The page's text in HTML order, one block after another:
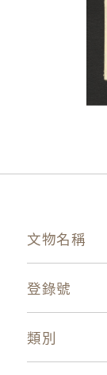
文物名稱
登錄號
類別